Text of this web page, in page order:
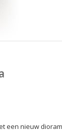
een nieuw